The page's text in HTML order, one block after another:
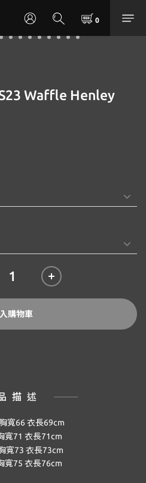
Waffle Henley
購物車
描述
寬66 衣長69cm
寬71 衣長71cm
寬73 衣長73cm
寬75 衣長76cm